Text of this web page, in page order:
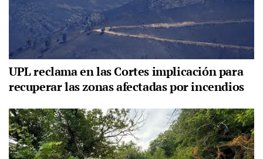
UPL reclama en las Cortes implicación para
recuperar las zonas afectadas por incendios